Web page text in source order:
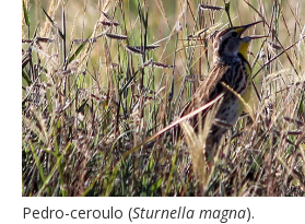
Pedro-ceroulo (Sturnella magna).